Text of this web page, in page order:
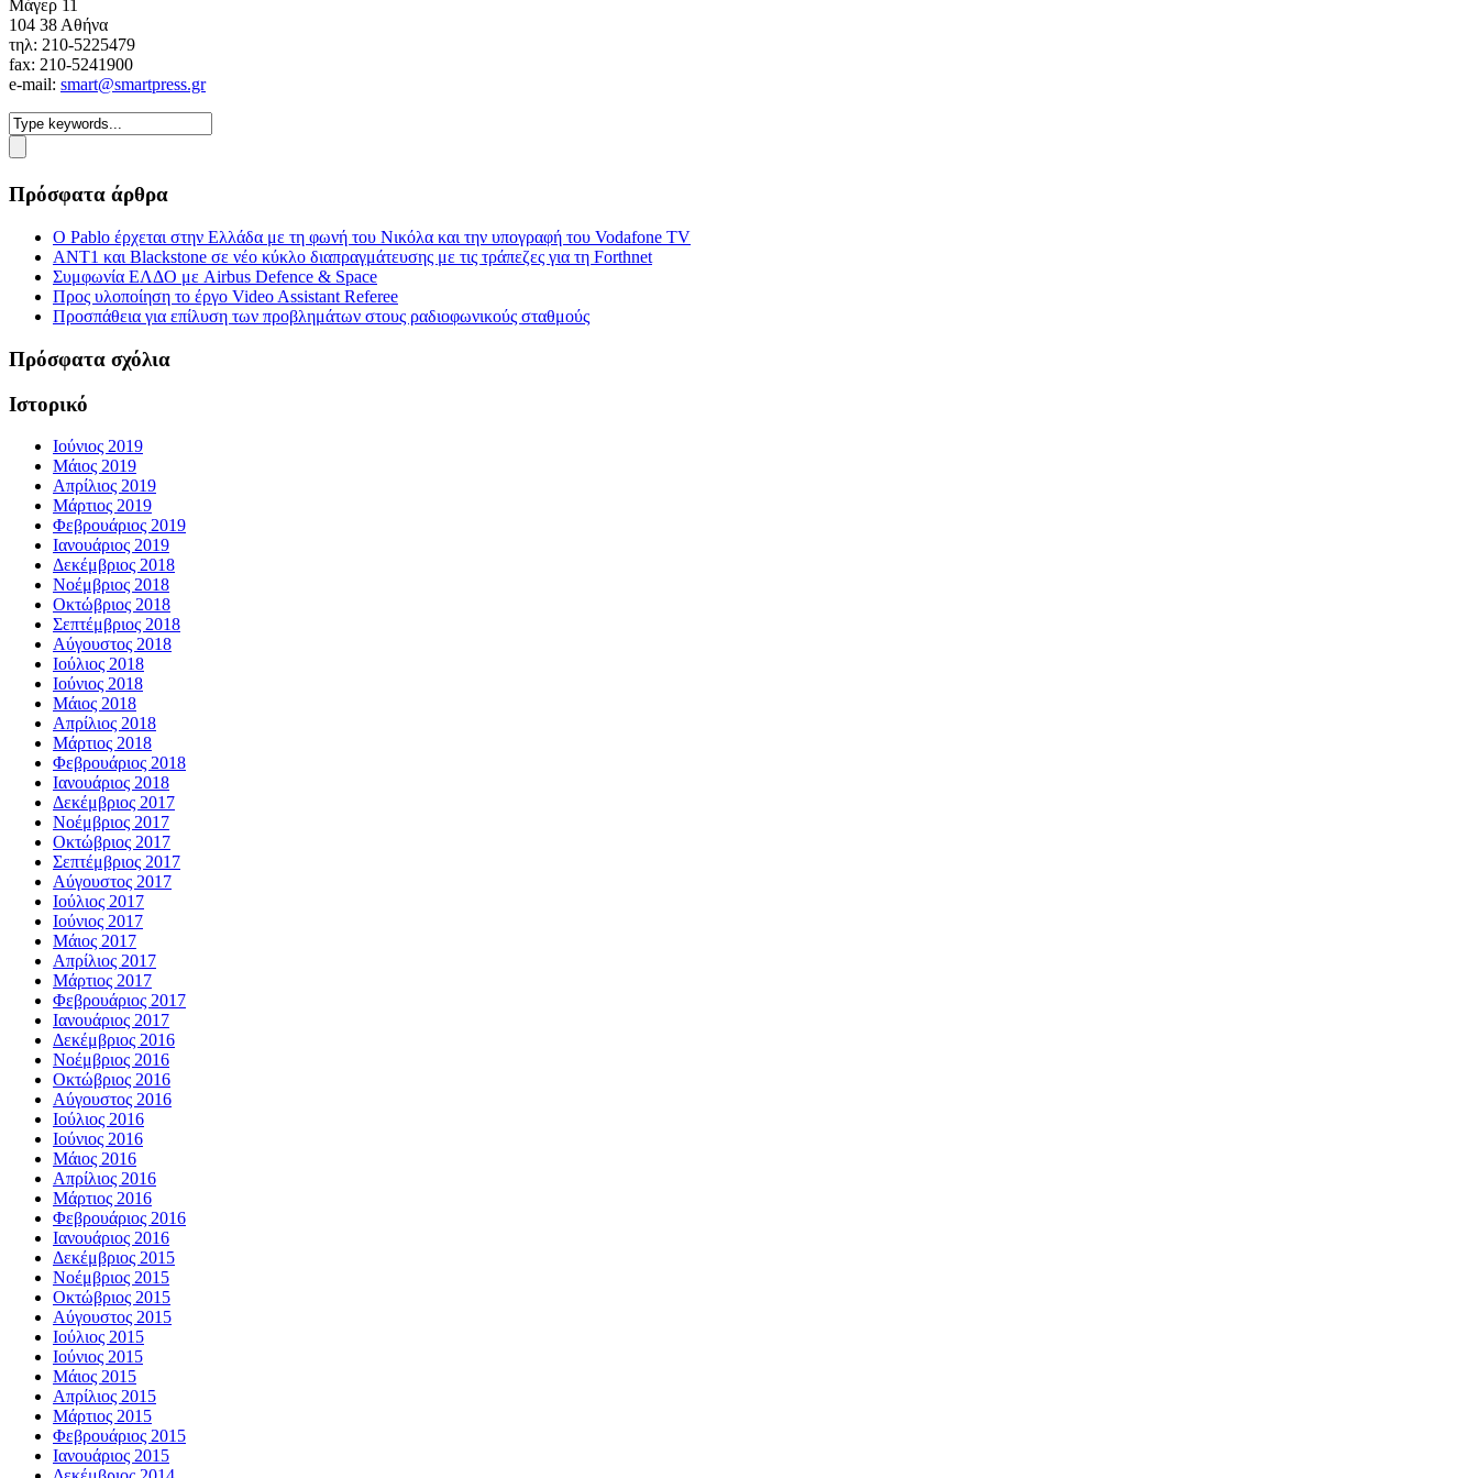
Mάγερ 11
104 38 Αθήνα
τηλ: 210-5225479
fax: 210-5241900
e-mail: smart@smartpress.gr
Πρόσφατα άρθρα
Ο Pablo έρχεται στην Ελλάδα με τη φωνή του Νικόλα και την υπογραφή του Vodafone TV
ΑΝΤ1 και Blackstone σε νέο κύκλο διαπραγμάτευσης με τις τράπεζες για τη Forthnet
Συμφωνία ΕΛΔΟ με Airbus Defence & Space
Προς υλοποίηση το έργο Video Assistant Referee
Προσπάθεια για επίλυση των προβλημάτων στους ραδιοφωνικούς σταθμούς
Πρόσφατα σχόλια
Ιστορικό
Ιούνιος 2019
Μάιος 2019
Απρίλιος 2019
Μάρτιος 2019
Φεβρουάριος 2019
Ιανουάριος 2019
Δεκέμβριος 2018
Νοέμβριος 2018
Οκτώβριος 2018
Σεπτέμβριος 2018
Αύγουστος 2018
Ιούλιος 2018
Ιούνιος 2018
Μάιος 2018
Απρίλιος 2018
Μάρτιος 2018
Φεβρουάριος 2018
Ιανουάριος 2018
Δεκέμβριος 2017
Νοέμβριος 2017
Οκτώβριος 2017
Σεπτέμβριος 2017
Αύγουστος 2017
Ιούλιος 2017
Ιούνιος 2017
Μάιος 2017
Απρίλιος 2017
Μάρτιος 2017
Φεβρουάριος 2017
Ιανουάριος 2017
Δεκέμβριος 2016
Νοέμβριος 2016
Οκτώβριος 2016
Αύγουστος 2016
Ιούλιος 2016
Ιούνιος 2016
Μάιος 2016
Απρίλιος 2016
Μάρτιος 2016
Φεβρουάριος 2016
Ιανουάριος 2016
Δεκέμβριος 2015
Νοέμβριος 2015
Οκτώβριος 2015
Αύγουστος 2015
Ιούλιος 2015
Ιούνιος 2015
Μάιος 2015
Απρίλιος 2015
Μάρτιος 2015
Φεβρουάριος 2015
Ιανουάριος 2015